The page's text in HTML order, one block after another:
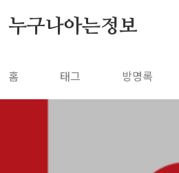
누구나아는정보
홈 태그 방명록